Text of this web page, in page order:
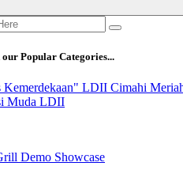
our Popular Categories...
Kemerdekaan" LDII Cimahi
Muda LDII
Demo Showcase